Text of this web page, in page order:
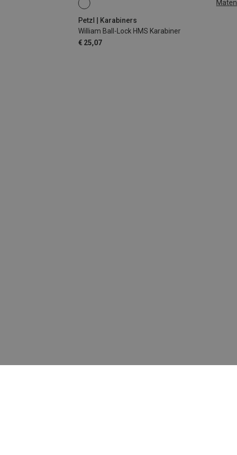
Maten
Petzl | Karabiners
William Ball-Lock HMS Karabiner
€ 25,07
BALL-LOCK